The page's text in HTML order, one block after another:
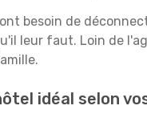
besoin de
leur faut. Loin de
idéal selon